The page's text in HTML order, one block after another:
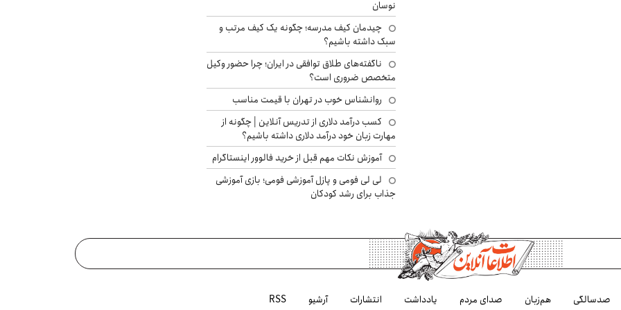
نوسان
چیدمان کیف مدرسه؛ چگونه یک کیف مرتب و
سبک داشته باشیم؟
ناگفته‌های طلاق توافقی در ایران؛ چرا حضور وکیل
متخصص ضروری است؟
روانشناس خوب در تهران با قیمت مناسب
کسب درآمد دلاری از تدریس آنلاین | چگونه از
مهارت زبان خود درآمد دلاری داشته باشیم؟
آموزش نکات مهم قبل از خرید فالوور اینستاگرام
لی لی فومی و پازل آموزشی فومی؛ بازی آموزشی
جذاب برای رشد کودکان
صدسالگی هم‌زبان صدای مردم یادداشت انتشارات آرشیو RSS